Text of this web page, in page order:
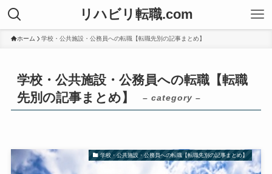
リハビリ転職.com
ホーム 学校・公共施設・公務員への転職【転職先別の記事まとめ】
学校・公共施設・公務員への転職【転職
先別の記事まとめ】
– category –
学校・公共施設・公務員への転職【転職先別の記事まとめ】